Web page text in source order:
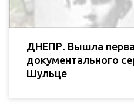
ДНЕПР. Вышла
документального
Шульце